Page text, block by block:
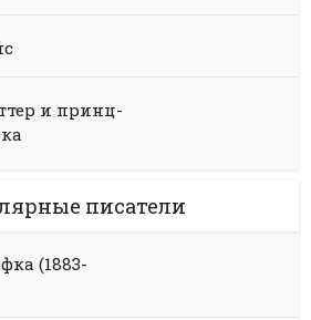
и принц-
писатели
(1883-